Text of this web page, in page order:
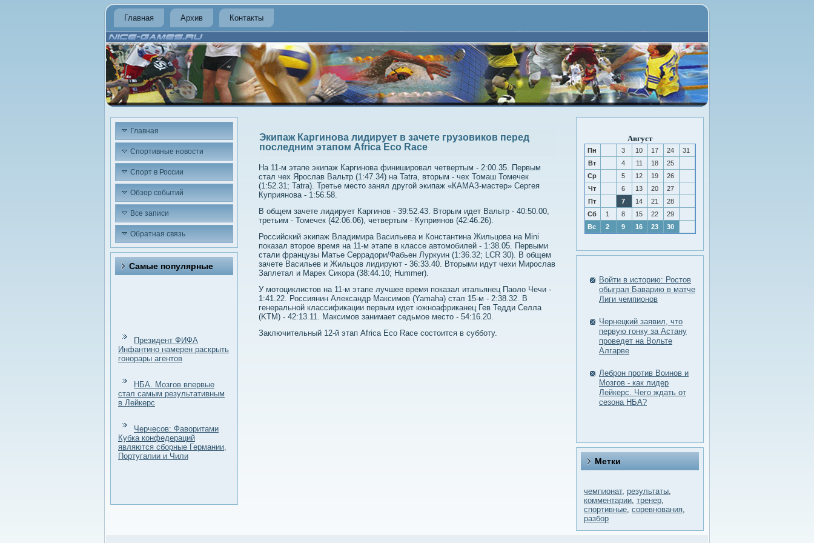
Главная Архив Контакты
Главная
Спортивные новости
Спорт в России
Обзор событий
Все записи
Обратная связь
Самые популярные
Президент ФИФА
Инфантино намерен раскрыть
гонорары агентов
НБА. Мозгов впервые
стал самым результативным
в Лейкерс
Черчесов: Фаворитами
Кубка конфедераций
являются сборные Германии,
Португалии и Чили
Экипаж Каргинова лидирует в зачете грузовиков перед
последним этапом Africa Eco Race
На 11-м этапе экипаж Каргинова финишировал четвертым - 2:00.35. Первым
стал чех Ярослав Вальтр (1:47.34) на Tatra, вторым - чех Томаш Томечек
(1:52.31; Tatra). Третье место занял другой экипаж «КАМАЗ-мастер» Сергея
Куприянова - 1:56.58.
В общем зачете лидирует Каргинов - 39:52.43. Вторым идет Вальтр - 40:50.00,
третьим - Томечек (42:06.06), четвертым - Куприянов (42:46.26).
Российский экипаж Владимира Васильева и Константина Жильцова на Mini
показал второе время на 11-м этапе в классе автомобилей - 1:38.05. Первыми
стали французы Матье Серрадори/Фабьен Луркуин (1:36.32; LCR 30). В общем
зачете Васильев и Жильцов лидируют - 36:33.40. Вторыми идут чехи Мирослав
Заплетал и Марек Сикора (38:44.10; Hummer).
У мотоциклистов на 11-м этапе лучшее время показал итальянец Паоло Чечи -
1:41.22. Россиянин Александр Максимов (Yamaha) стал 15-м - 2:38.32. В
генеральной классификации первым идет южноафриканец Гев Тедди Селла
(KTM) - 42:13.11. Максимов занимает седьмое место - 54:16.20.
Заключительный 12-й этап Africa Eco Race состоится в субботу.
Август
Пн 3 10 17 24
31
Вт
4 11 18
25
Ср
5 12 19
26
Чт
6 13 20
27
Пт
7 14 21
28
Сб
1 8 15 22
29
Вс
2 9 16 23 30
Войти в историю: Ростов
обыграл Баварию в матче
Лиги чемпионов
Чернецкий заявил, что
первую гонку за Астану
проведет на Вольте
Алгарве
Леброн против Воинов и
Мозгов - как лидер
Лейкерс. Чего ждать от
сезона НБА?
Метки
чемпионат, результаты,
комментарии, тренер,
спортивные, соревнования,
разбор